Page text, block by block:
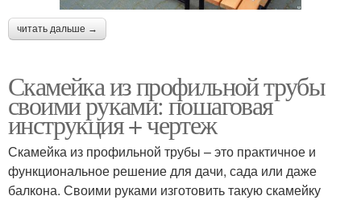
читать дальше →
Скамейка из профильной трубы
своими руками: пошаговая
инструкция + чертеж
Скамейка из профильной трубы – это практичное и
функциональное решение для дачи, сада или даже
балкона. Своими руками изготовить такую скамейку